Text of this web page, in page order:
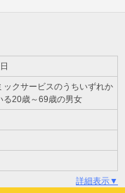
ックサービスのうちいずれか
る20歳～69歳の男女
詳細表示▼